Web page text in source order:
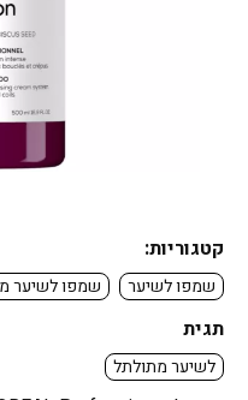
קטגוריות:
שמפו לשיער שמפו לשיער
תגית
לשיער מתולתל